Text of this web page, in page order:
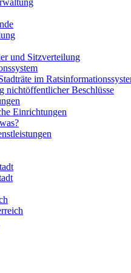
und Sitzverteilung
im
nichtöffentlicher Beschlüsse
Einrichtungen